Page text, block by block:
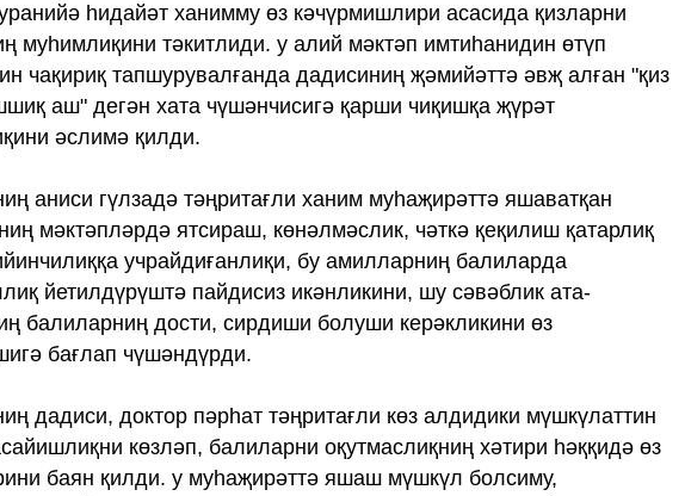
һидайәт ханимму өз кәчүрмишлири асасида қизларни
муһимлиқини тәкитлиди. у алий мәктәп имтиһанидин өтүп
чақириқ тапшурувалғанда дадисиниң җәмийәттә әвҗ алған "қиз
аш" дегән хата чүшәнчисигә қарши чиқишқа җүрәт
әслимә қилди.
аниси гүлзадә тәңритағли ханим муһаҗирәттә яшаватқан
мәктәпләрдә ятсираш, көнәлмәслик, чәткә қеқилиш қатарлиқ
учрайдиғанлиқи, бу амилларниң балиларда
йетилдүрүштә пайдисиз икәнликини, шу сәвәблик ата-
балиларниң дости, сирдиши болуши керәкликини өз
бағлап чүшәндүрди.
дадиси, доктор пәрһат тәңритағли көз алдидики мүшкүлаттин
көзләп, балиларни оқутмаслиқниң хәтири һәққидә өз
баян қилди. у муһаҗирәттә яшаш мүшкүл болсиму,